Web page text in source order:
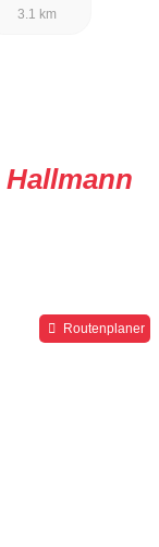
3.1 km
Hallmann
Routenplaner